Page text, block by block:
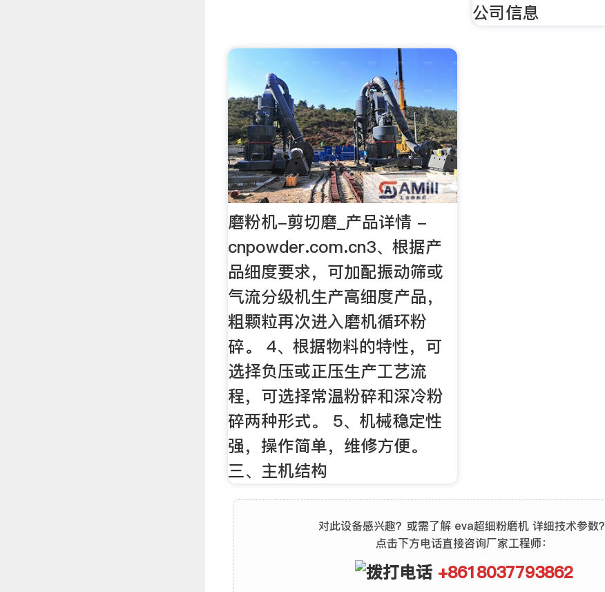
公司信息
磨粉机-剪切磨_产品详情 -
cnpowder.com.cn3、根据产
品细度要求，可加配振动筛或
气流分级机生产高细度产品，
粗颗粒再次进入磨机循环粉
碎。 4、根据物料的特性，可
选择负压或正压生产工艺流
程，可选择常温粉碎和深冷粉
碎两种形式。 5、机械稳定性
强，操作简单，维修方便。
三、主机结构
对此设备感兴趣？或需了解 eva超细粉磨机 详细技术参数？
点击下方电话直接咨询厂家工程师：
+8618037793862